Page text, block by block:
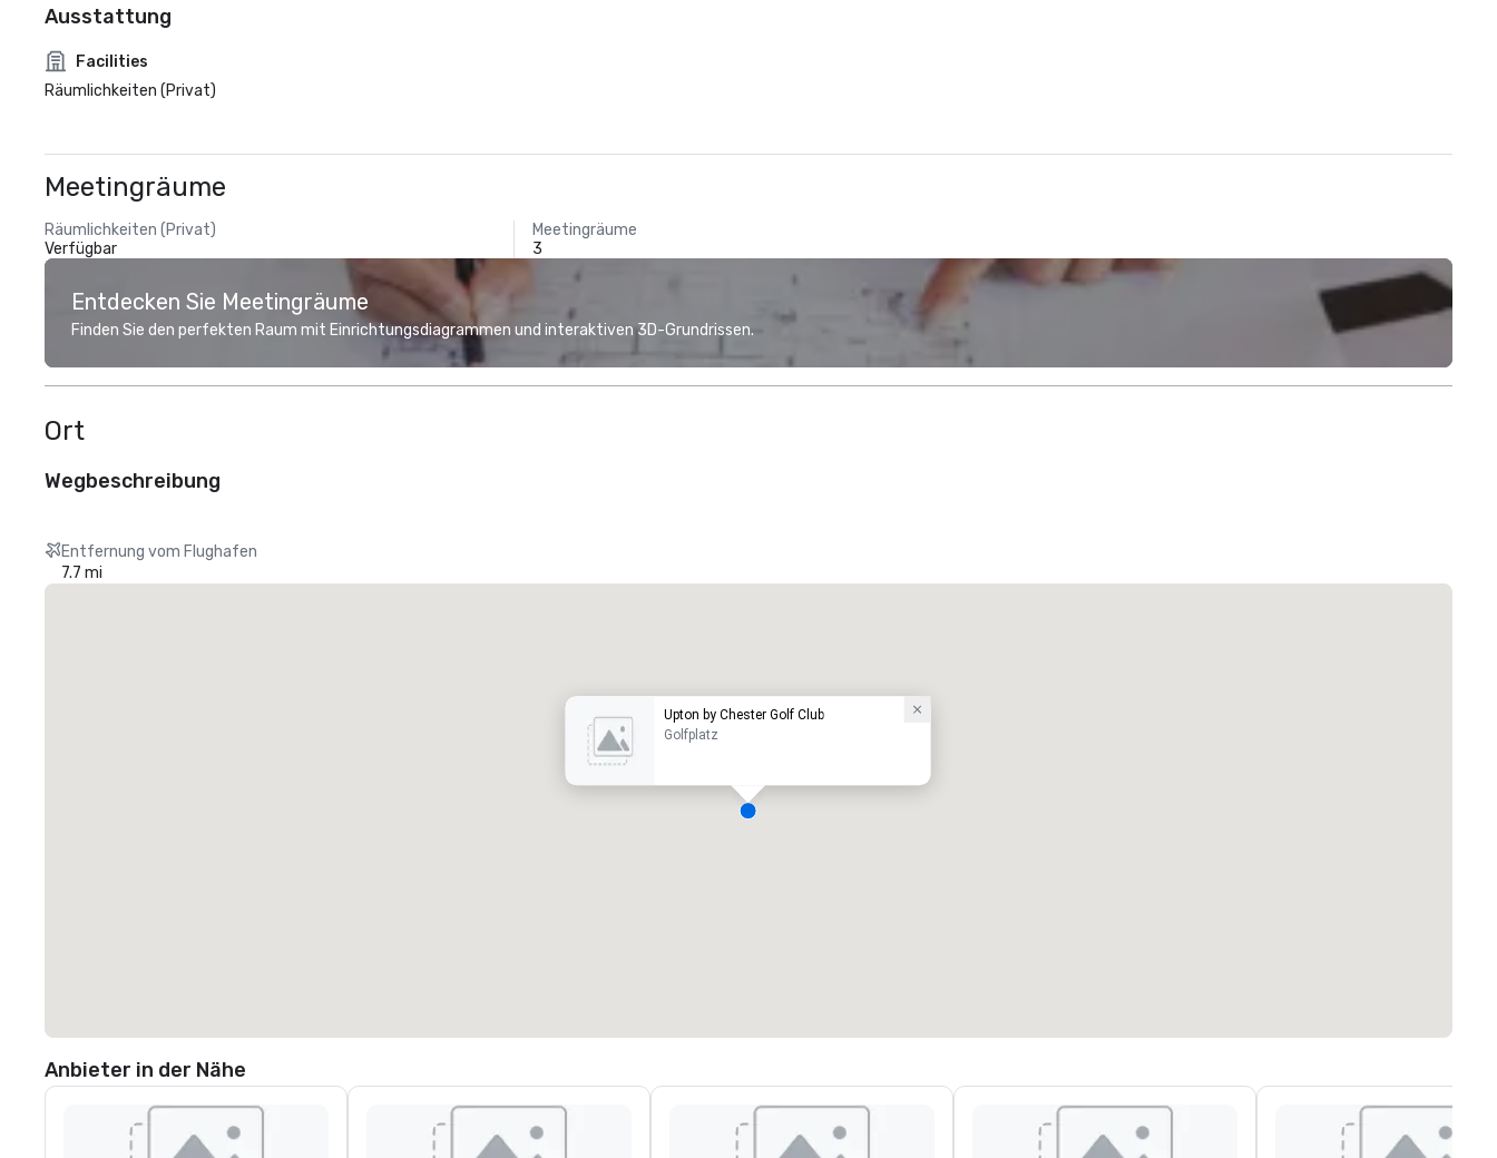
Ausstattung
Facilities
Räumlichkeiten (Privat)
Meetingräume
Räumlichkeiten (Privat)
Verfügbar
Meetingräume
3
Entdecken Sie Meetingräume
Finden Sie den perfekten Raum mit Einrichtungsdiagrammen und interaktiven 3D-Grundrissen.
Ort
Wegbeschreibung
Entfernung vom Flughafen
7.7 mi
Upton by Chester Golf Club
Golfplatz
Anbieter in der Nähe